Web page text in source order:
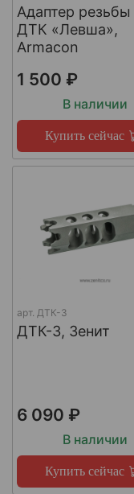
Адаптер резьбы
ДТК «Левша»,
Armacon
1 500 ₽
В наличии
Купить сейчас
арт. ДТК-3
ДТК-3, Зенит
6 090 ₽
В наличии
Купить сейчас